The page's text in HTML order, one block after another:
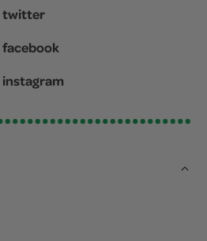
twitter
facebook
instagram